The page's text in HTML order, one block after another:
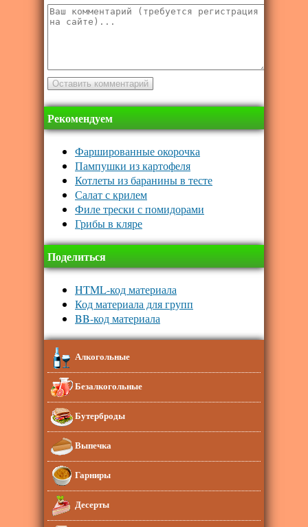
Рекомендуем
Фаршированные окорочка
Пампушки из картофеля
Котлеты из баранины в тесте
Салат с крилем
Филе трески с помидорами
Грибы в кляре
Поделиться
HTML-код материала
Код материала для групп
BB-код материала
Алкогольные
Безалкогольные
Бутерброды
Выпечка
Гарниры
Десерты